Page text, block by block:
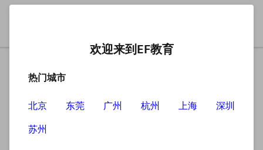
欢迎来到EF教育
热门城市
北京 东莞 广州 杭州 上海
深圳
苏州